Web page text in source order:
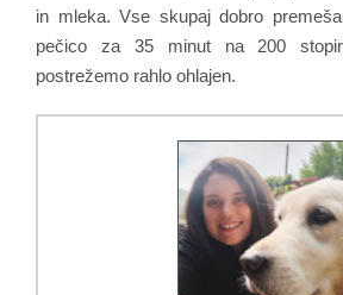
in mleka. Vse skupaj dobro
pečico za 35 minut na 200
postrežemo rahlo ohlajen.